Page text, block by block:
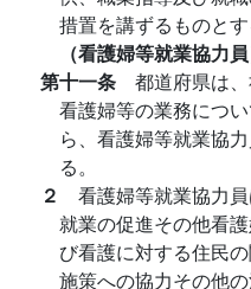
措置を講ずるものとす
（看護婦等就業協力員
第十一条 都道府県は
看護婦等の業務につ
ら、看護婦等就業協
る。
２ 看護婦等就業協力
就業の促進その他看
び看護に対する住民
施策への協力その他の